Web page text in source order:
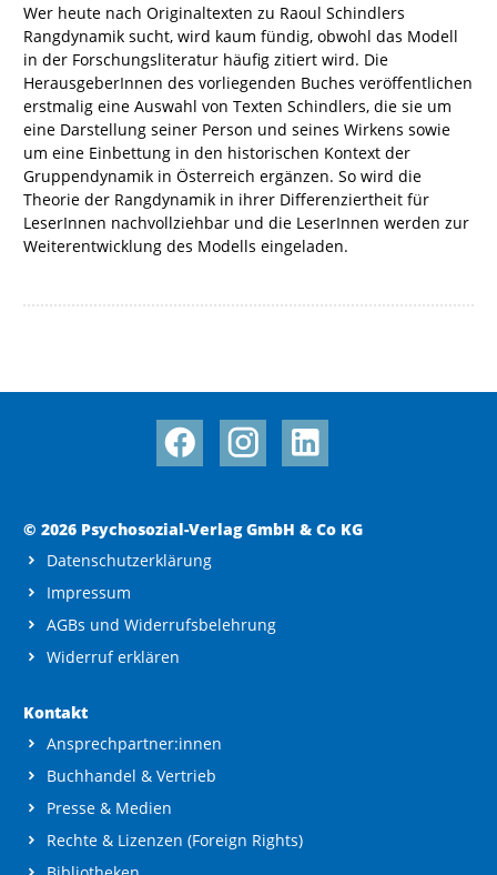
Wer heute nach Originaltexten zu Raoul Schindlers
Rangdynamik sucht, wird kaum fündig, obwohl das Modell
in der Forschungsliteratur häufig zitiert wird. Die
HerausgeberInnen des vorliegenden Buches veröffentlichen
erstmalig eine Auswahl von Texten Schindlers, die sie um
eine Darstellung seiner Person und seines Wirkens sowie
um eine Einbettung in den historischen Kontext der
Gruppendynamik in Österreich ergänzen. So wird die
Theorie der Rangdynamik in ihrer Differenziertheit für
LeserInnen nachvollziehbar und die LeserInnen werden zur
Weiterentwicklung des Modells eingeladen.
© 2026 Psychosozial-Verlag GmbH & Co KG
Datenschutzerklärung
Impressum
AGBs und Widerrufsbelehrung
Widerruf erklären
Kontakt
Ansprechpartner:innen
Buchhandel & Vertrieb
Presse & Medien
Rechte & Lizenzen (Foreign Rights)